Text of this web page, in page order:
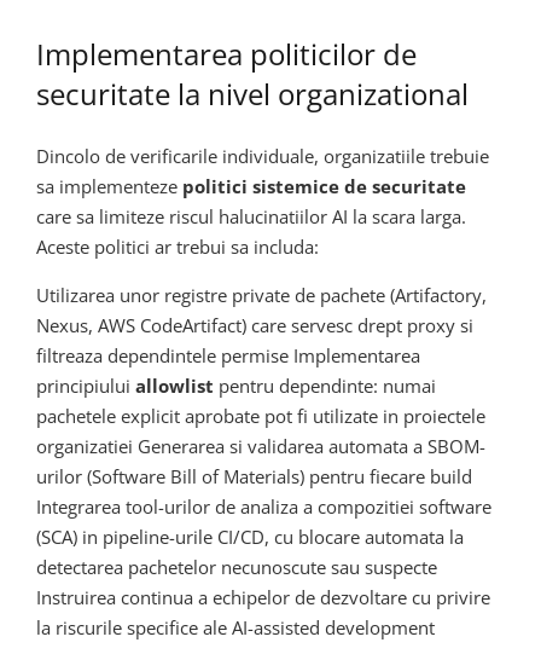
Implementarea politicilor de
securitate la nivel organizational
Dincolo de verificarile individuale, organizatiile trebuie
sa implementeze politici sistemice de securitate
care sa limiteze riscul halucinatiilor AI la scara larga.
Aceste politici ar trebui sa includa:
Utilizarea unor registre private de pachete (Artifactory,
Nexus, AWS CodeArtifact) care servesc drept proxy si
filtreaza dependintele permise Implementarea
principiului allowlist pentru dependinte: numai
pachetele explicit aprobate pot fi utilizate in proiectele
organizatiei Generarea si validarea automata a SBOM-
urilor (Software Bill of Materials) pentru fiecare build
Integrarea tool-urilor de analiza a compozitiei software
(SCA) in pipeline-urile CI/CD, cu blocare automata la
detectarea pachetelor necunoscute sau suspecte
Instruirea continua a echipelor de dezvoltare cu privire
la riscurile specifice ale AI-assisted development